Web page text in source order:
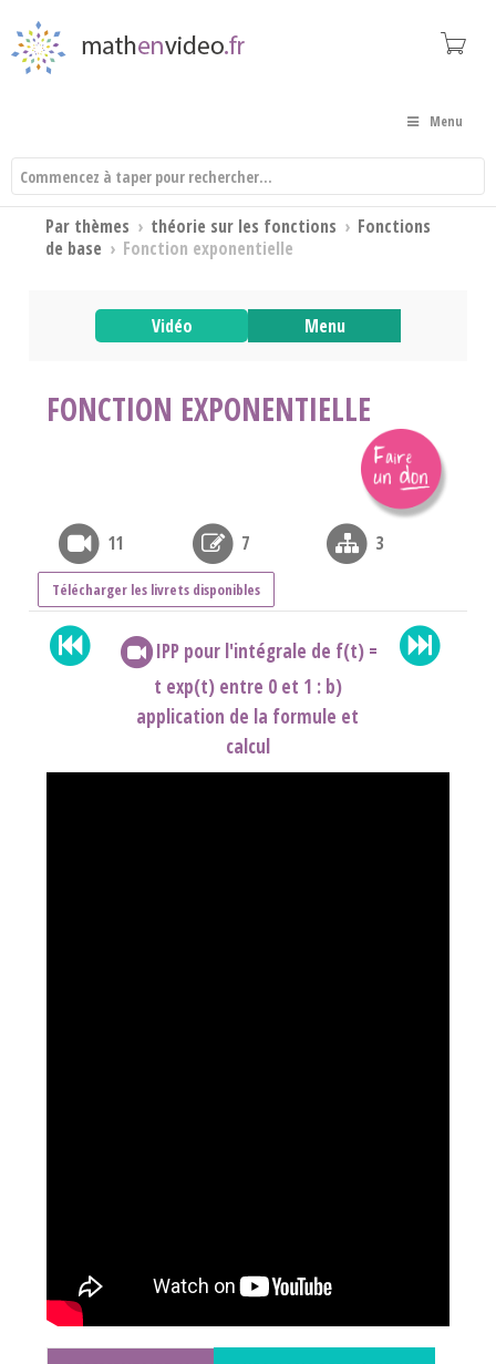
Menu
Par thèmes › théorie sur les fonctions › Fonctions
de base › Fonction exponentielle
Vidéo Menu
FONCTION EXPONENTIELLE
11 7 3
Télécharger les livrets disponibles
IPP pour l'intégrale de f(t) =
t exp(t) entre 0 et 1 : b)
application de la formule et
calcul